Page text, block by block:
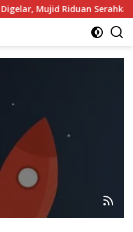
Mujid Riduan Serahkan